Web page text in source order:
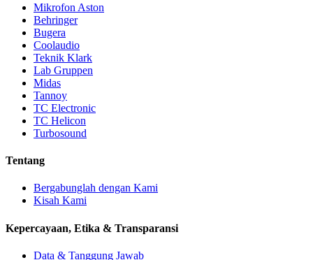
Mikrofon Aston
Behringer
Bugera
Coolaudio
Teknik Klark
Lab Gruppen
Midas
Tannoy
TC Electronic
TC Helicon
Turbosound
Tentang
Bergabunglah dengan Kami
Kisah Kami
Kepercayaan, Etika & Transparansi
Data & Tanggung Jawab